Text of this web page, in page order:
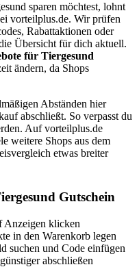
sparen möchtest, lohnt
vorteilplus.de. Wir prüfen
Rabattaktionen oder
Übersicht für dich aktuell.
für Tiergesund
ändern, da Shops
Abständen hier
abschließt. So verpasst du
Auf vorteilplus.de
weitere Shops aus dem
etwas breiter
Gutschein
Anzeigen klicken
in den Warenkorb legen
suchen und Code einfügen
abschließen